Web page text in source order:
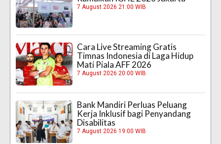
7 August 2026 21:00 WIB
Cara Live Streaming Gratis
Timnas Indonesia di Laga Hidup
Mati Piala AFF 2026
7 August 2026 20:00 WIB
Bank Mandiri Perluas Peluang
Kerja Inklusif bagi Penyandang
Disabilitas
7 August 2026 19:00 WIB